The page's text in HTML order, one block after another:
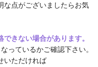
な点がございましたらお気
きない場合があります。
っているかご確認下さい。
いただければ